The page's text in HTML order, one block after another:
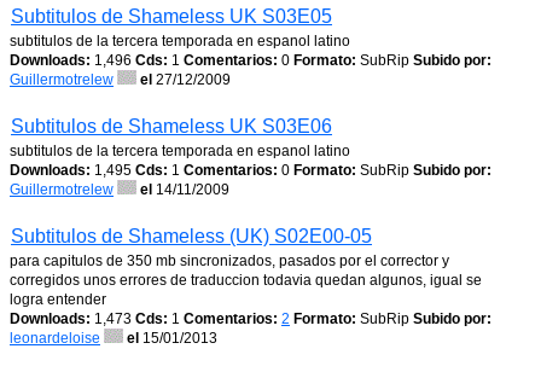
Subtitulos de Shameless UK S03E05
subtitulos de la tercera temporada en espanol latino
Downloads: 1,496 Cds: 1 Comentarios: 0 Formato: SubRip Subido por:
Guillermotrelew
el 27/12/2009
Subtitulos de Shameless UK S03E06
subtitulos de la tercera temporada en espanol latino
Downloads: 1,495 Cds: 1 Comentarios: 0 Formato: SubRip Subido por:
Guillermotrelew
el 14/11/2009
Subtitulos de Shameless (UK) S02E00-05
para capitulos de 350 mb sincronizados, pasados por el corrector y
corregidos unos errores de traduccion todavia quedan algunos, igual se
logra entender
Downloads: 1,473 Cds: 1 Comentarios: 2 Formato: SubRip Subido por:
leonardeloise
el 15/01/2013